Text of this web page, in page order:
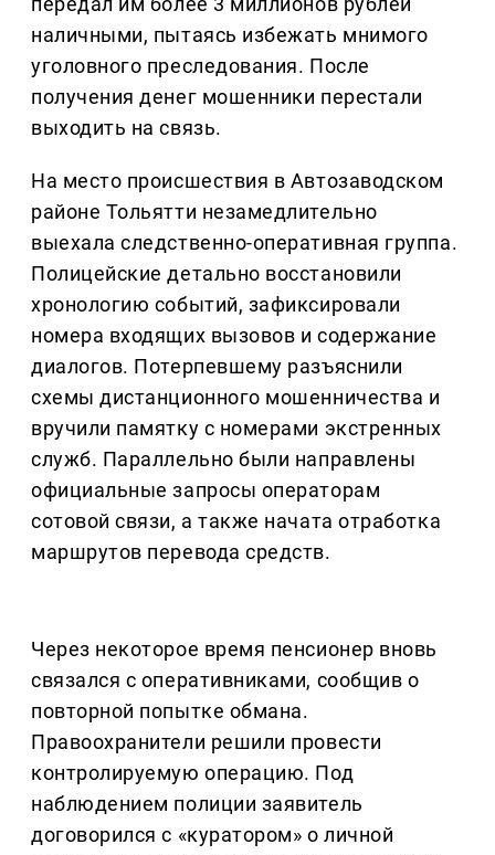
наличными, пытаясь избежать мнимого
уголовного преследования. После
получения денег мошенники перестали
выходить на связь.
На место происшествия в Автозаводском
районе Тольятти незамедлительно
выехала следственно-оперативная группа.
Полицейские детально восстановили
хронологию событий, зафиксировали
номера входящих вызовов и содержание
диалогов. Потерпевшему разъяснили
схемы дистанционного мошенничества и
вручили памятку с номерами экстренных
служб. Параллельно были направлены
официальные запросы операторам
сотовой связи, а также начата отработка
маршрутов перевода средств.
Через некоторое время пенсионер вновь
связался с оперативниками, сообщив о
повторной попытке обмана.
Правоохранители решили провести
контролируемую операцию. Под
наблюдением полиции заявитель
договорился с «куратором» о личной